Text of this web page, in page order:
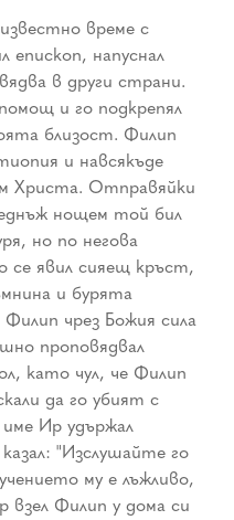
време с
епископ, напуснал
в други страни.
и го подкрепял
близост. Филип
и навсякъде
Христа. Отправяйки
нощем той бил
но по негова
се явил сияещ кръст,
и бурята
чрез Божия сила
проповядвал
като чул, че Филип
да го убият с
Ир удържал
"Изслушайте го
му е лъжливо,
Филип у дома си